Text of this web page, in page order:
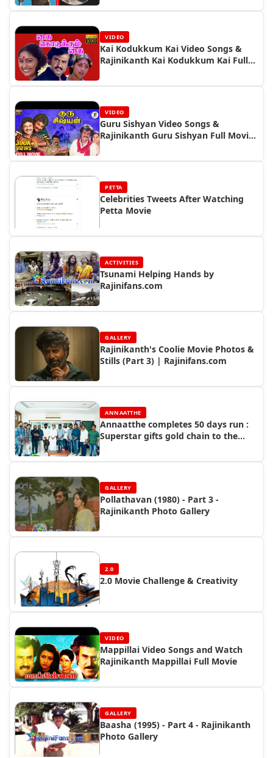
VIDEO
Kai Kodukkum Kai Video Songs &
Rajinikanth Kai Kodukkum Kai Full
VIDEO
Guru Sishyan Video Songs &
Rajinikanth Guru Sishyan Full Movie
PETTA
Celebrities Tweets After Watching
Petta Movie
ACTIVITIES
Tsunami Helping Hands by
Rajinifans.com
GALLERY
Rajinikanth's Coolie Movie Photos &
Stills (Part 3) | Rajinifans.com
ANNAATTHE
Annaatthe completes 50 days run :
Superstar gifts gold chain to the
GALLERY
Pollathavan (1980) - Part 3 -
Rajinikanth Photo Gallery
2.0
2.0 Movie Challenge & Creativity
VIDEO
Mappillai Video Songs and Watch
Rajinikanth Mappillai Full Movie
GALLERY
Baasha (1995) - Part 4 - Rajinikanth
Photo Gallery